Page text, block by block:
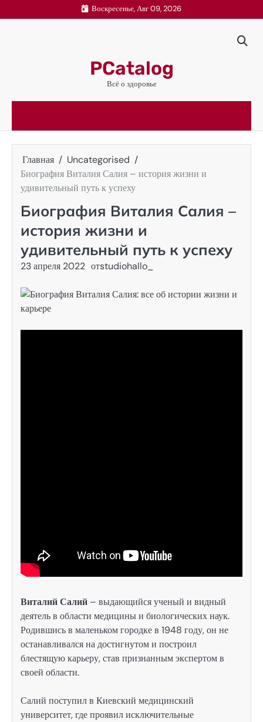
к
Воскресенье, Авг 09, 2026
PCatalog
Всё о здоровье
Главная
Uncategorised
Биография Виталия Салия – история жизни и
удивительный путь к успеху
Биография Виталия Салия –
история жизни и
удивительный путь к успеху
23 апреля 2022 отstudiohallo_
Виталий Салий – выдающийся ученый и видный
деятель в области медицины и биологических наук.
Родившись в маленьком городке в 1948 году, он не
останавливался на достигнутом и построил
блестящую карьеру, став признанным экспертом в
своей области.
Салий поступил в Киевский медицинский
университет, где проявил исключительные